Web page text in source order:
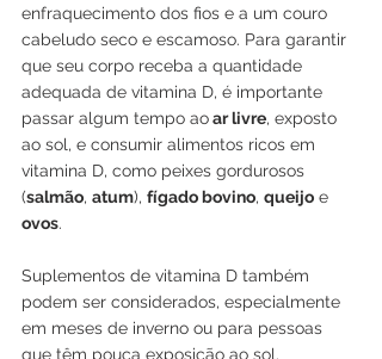
enfraquecimento dos fios e a um couro
cabeludo seco e escamoso. Para garantir
que seu corpo receba a quantidade
adequada de vitamina D, é importante
passar algum tempo ao ar livre, exposto
ao sol, e consumir alimentos ricos em
vitamina D, como peixes gordurosos
(salmão, atum), fígado bovino, queijo e
ovos.
Suplementos de vitamina D também
podem ser considerados, especialmente
em meses de inverno ou para pessoas
que têm pouca exposição ao sol.